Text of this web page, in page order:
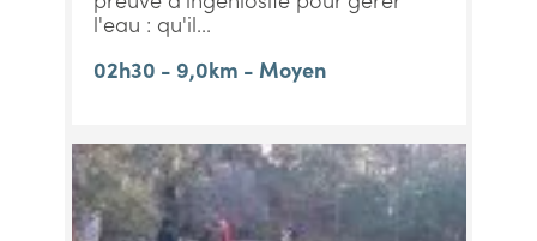
l'eau : qu'il...
02h30 - 9,0km - Moyen